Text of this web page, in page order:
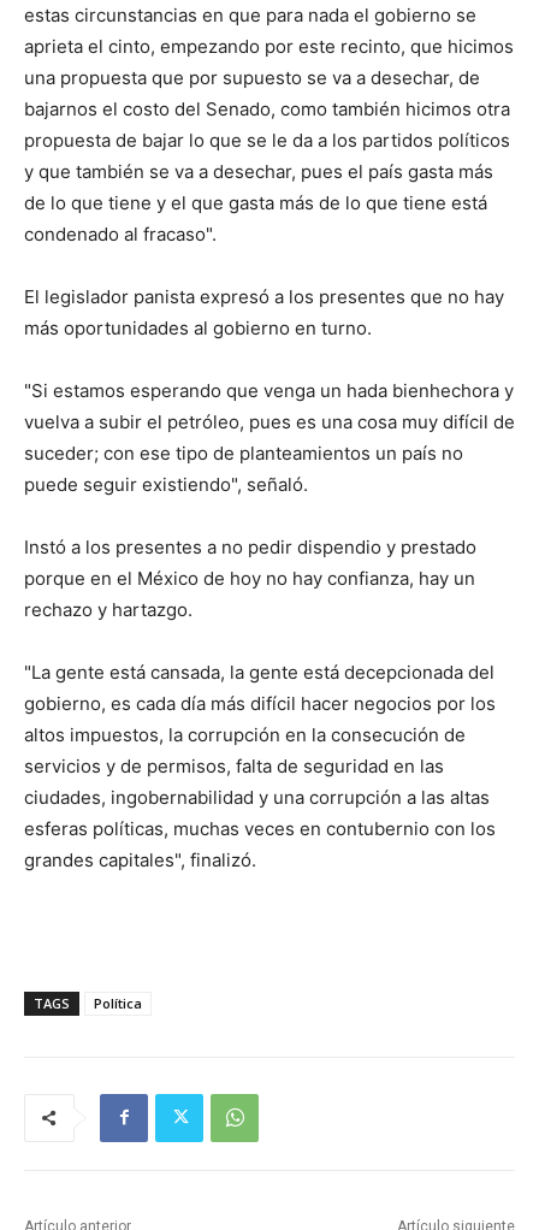
estas circunstancias en que para nada el gobierno se
aprieta el cinto, empezando por este recinto, que hicimos
una propuesta que por supuesto se va a desechar, de
bajarnos el costo del Senado, como también hicimos otra
propuesta de bajar lo que se le da a los partidos políticos
y que también se va a desechar, pues el país gasta más
de lo que tiene y el que gasta más de lo que tiene está
condenado al fracaso".
El legislador panista expresó a los presentes que no hay
más oportunidades al gobierno en turno.
"Si estamos esperando que venga un hada bienhechora y
vuelva a subir el petróleo, pues es una cosa muy difícil de
suceder; con ese tipo de planteamientos un país no
puede seguir existiendo", señaló.
Instó a los presentes a no pedir dispendio y prestado
porque en el México de hoy no hay confianza, hay un
rechazo y hartazgo.
"La gente está cansada, la gente está decepcionada del
gobierno, es cada día más difícil hacer negocios por los
altos impuestos, la corrupción en la consecución de
servicios y de permisos, falta de seguridad en las
ciudades, ingobernabilidad y una corrupción a las altas
esferas políticas, muchas veces en contubernio con los
grandes capitales", finalizó.
TAGS Política
Artículo anterior Artículo siguiente